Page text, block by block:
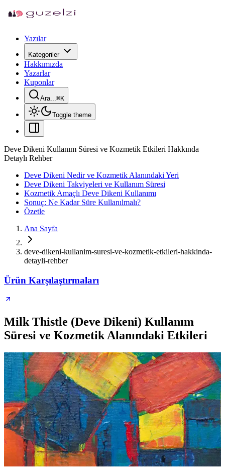
Yazılar
Kategoriler
Hakkımızda
Yazarlar
Kuponlar
Ara...⌘K
Toggle theme
Deve Dikeni Kullanım Süresi ve Kozmetik Etkileri Hakkında
Detaylı Rehber
Deve Dikeni Nedir ve Kozmetik Alanındaki Yeri
Deve Dikeni Takviyeleri ve Kullanım Süresi
Kozmetik Amaçlı Deve Dikeni Kullanımı
Sonuç: Ne Kadar Süre Kullanılmalı?
Özetle
Ana Sayfa
deve-dikeni-kullanim-suresi-ve-kozmetik-etkileri-hakkinda-
detayli-rehber
Ürün Karşılaştırmaları
Milk Thistle (Deve Dikeni) Kullanım
Süresi ve Kozmetik Alanındaki Etkileri